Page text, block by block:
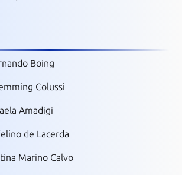
Boing
Colussi
Amadigi
de Lacerda
Marino Calvo